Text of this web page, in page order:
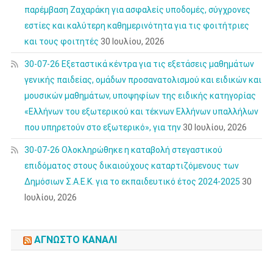
παρέμβαση Ζαχαράκη για ασφαλείς υποδομές, σύγχρονες
εστίες και καλύτερη καθημερινότητα για τις φοιτήτριες
και τους φοιτητές 30 Ιουλίου, 2026
30-07-26 Εξεταστικά κέντρα για τις εξετάσεις μαθημάτων
γενικής παιδείας, ομάδων προσανατολισμού και ειδικών και
μουσικών μαθημάτων, υποψηφίων της ειδικής κατηγορίας
«Ελλήνων του εξωτερικού και τέκνων Ελλήνων υπαλλήλων
που υπηρετούν στο εξωτερικό», για την 30 Ιουλίου, 2026
30-07-26 Ολοκληρώθηκε η καταβολή στεγαστικού
επιδόματος στους δικαιούχους καταρτιζόμενους των
Δημόσιων Σ.Α.Ε.Κ. για το εκπαιδευτικό έτος 2024-2025 30
Ιουλίου, 2026
ΆΓΝΩΣΤΟ ΚΑΝΆΛΙ